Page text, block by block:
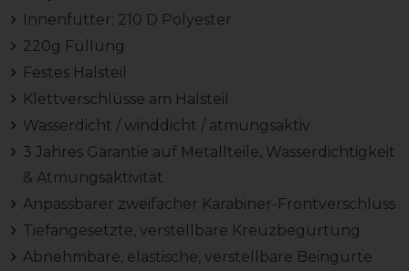
Innenfutter: 210 D Polyester
220g Füllung
Festes Halsteil
Klettverschlüsse am Halsteil
Wasserdicht / winddicht / atmungsaktiv
3 Jahres Garantie auf Metallteile, Wasserdichtigkeit
& Atmungsaktivität
Anpassbarer zweifacher Karabiner-Frontverschluss
Tiefangesetzte, verstellbare Kreuzbegurtung
Abnehmbare, elastische, verstellbare Beingurte